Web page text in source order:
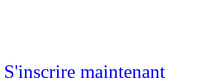
S'inscrire maintenant